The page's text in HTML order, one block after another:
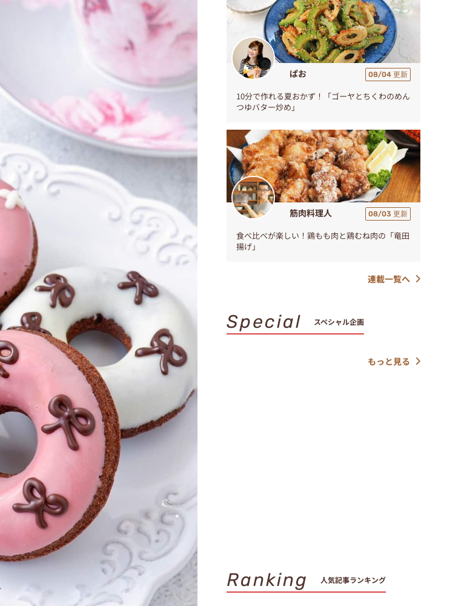
ぱお 08/04 更新
10分で作れる夏おかず！「ゴーヤとちくわのめん
つゆバター炒め」
筋肉料理人 08/03 更新
食べ比べが楽しい！鶏もも肉と鶏むね肉の「竜田
揚げ」
連載一覧へ
Special スペシャル企画
もっと見る
Ranking 人気記事ランキング